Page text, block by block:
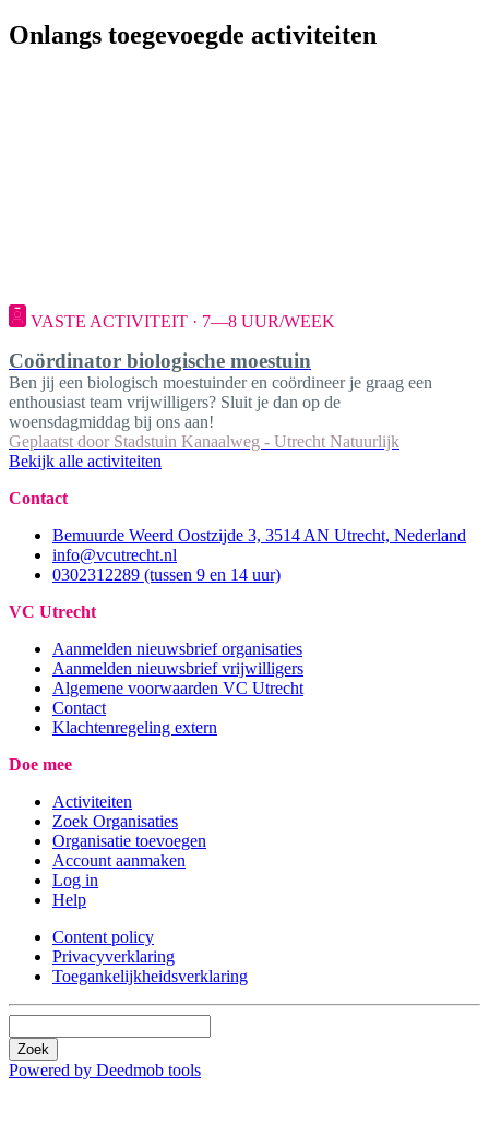
Onlangs toegevoegde activiteiten
VASTE ACTIVITEIT · 7—8 UUR/WEEK
Coördinator biologische moestuin
Ben jij een biologisch moestuinder en coördineer je graag een
enthousiast team vrijwilligers? Sluit je dan op de
woensdagmiddag bij ons aan!
Geplaatst door Stadstuin Kanaalweg - Utrecht Natuurlijk
Bekijk alle activiteiten
Contact
Bemuurde Weerd Oostzijde 3, 3514 AN Utrecht, Nederland
info@vcutrecht.nl
0302312289 (tussen 9 en 14 uur)
VC Utrecht
Aanmelden nieuwsbrief organisaties
Aanmelden nieuwsbrief vrijwilligers
Algemene voorwaarden VC Utrecht
Contact
Klachtenregeling extern
Doe mee
Activiteiten
Zoek Organisaties
Organisatie toevoegen
Account aanmaken
Log in
Help
Content policy
Privacyverklaring
Toegankelijkheidsverklaring
Zoek
Powered by Deedmob tools